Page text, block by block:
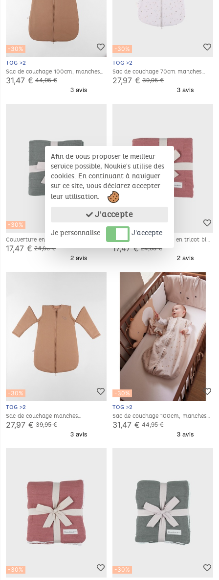
-30%
TOG >2
Sac de couchage 100cm, manches
amovibles, Jersey pointelle
31,47 € 44,95 €
-30%
TOG >2
Sac de couchage 70cm manches
amovibles, jersey
27,97 € 39,95 €
-30%
Couverture en tricot bio kaki
75x100 cm
17,47 € 24,95 €
-30%
Couverture 75*100 cm en tricot bio
17,47 € 24,95 €
-30%
TOG >2
Sac de couchage manches
amovibles 1-6m - Jersey pointelle
27,97 € 39,95 €
-30%
TOG >2
Sac de couchage 100cm, manches
amovibles, jersey
31,47 € 44,95 €
-30% -30%
Afin de vous proposer le meilleur
service possible, Noukie's utilise des
cookies. En continuant à naviguer
sur ce site, vous déclarez accepter
leur utilisation.
J'accepte
Je personnalise J'accepte